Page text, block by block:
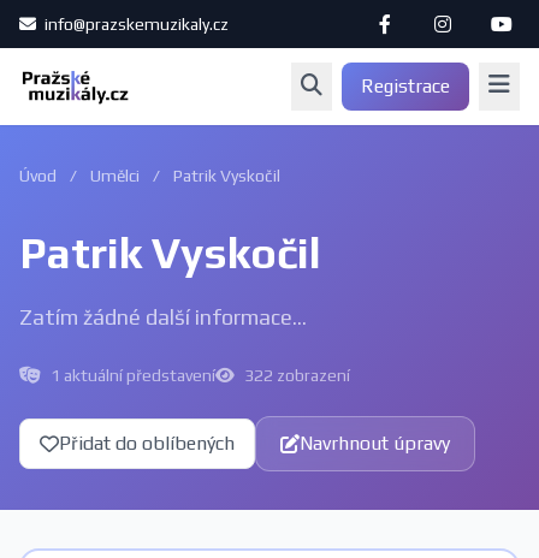
info@prazskemuzikaly.cz
Registrace
Úvod / Umělci / Patrik Vyskočil
Patrik Vyskočil
Zatím žádné další informace...
1 aktuální představení 322 zobrazení
Přidat do oblíbených Navrhnout úpravy